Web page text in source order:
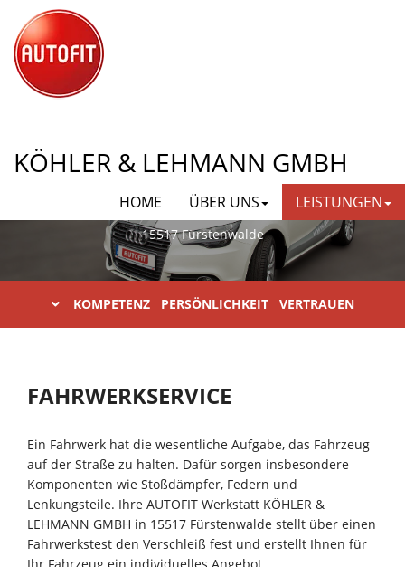
KÖHLER & LEHMANN GMBH
HOME ÜBER UNS LEISTUNGEN
AUTOFIT KÖHLER & LEHMANN
GMBH
15517 Fürstenwalde
KOMPETENZ PERSÖNLICHKEIT VERTRAUEN
FAHRWERKSERVICE
Ein Fahrwerk hat die wesentliche Aufgabe, das Fahrzeug
auf der Straße zu halten. Dafür sorgen insbesondere
Komponenten wie Stoßdämpfer, Federn und
Lenkungsteile. Ihre AUTOFIT Werkstatt KÖHLER &
LEHMANN GMBH in 15517 Fürstenwalde stellt über einen
Fahrwerkstest den Verschleiß fest und erstellt Ihnen für
Ihr Fahrzeug ein individuelles Angebot.